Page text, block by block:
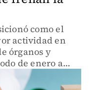
como el
actividad en
órganos y
de enero a